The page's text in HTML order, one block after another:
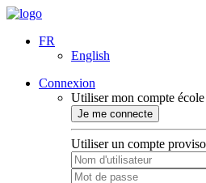
FR
English
Connexion
Utiliser mon compte école
Je me connecte
Utiliser un compte